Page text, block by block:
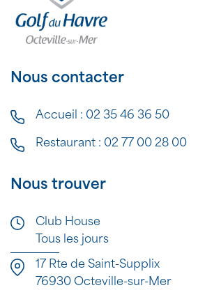
Nous contacter
Accueil : 02 35 46 36 50
Restaurant : 02 77 00 28 00
Nous trouver
Club House
Tous les jours
17 Rte de Saint-Supplix
76930 Octeville-sur-Mer